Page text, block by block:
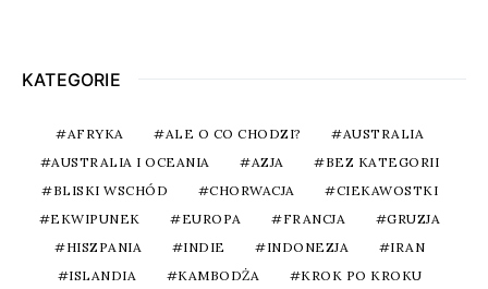
KATEGORIE
AFRYKA ALE O CO CHODZI?
AUSTRALIA
AUSTRALIA I OCEANIA
AZJA
BEZ KATEGORII
BLISKI WSCHÓD
CHORWACJA
CIEKAWOSTKI
EKWIPUNEK
EUROPA FRANCJA
GRUZJA
HISZPANIA
INDIE INDONEZJA
IRAN
ISLANDIA
KAMBODŻA
KROK PO KROKU